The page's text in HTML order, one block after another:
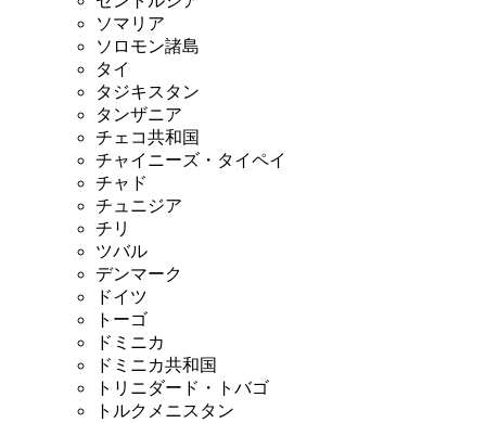
ソマリア
ソロモン諸島
タイ
タジキスタン
タンザニア
チェコ共和国
チャイニーズ・タイペイ
チャド
チュニジア
チリ
ツバル
デンマーク
ドイツ
トーゴ
ドミニカ
ドミニカ共和国
トリニダード・トバゴ
トルクメニスタン